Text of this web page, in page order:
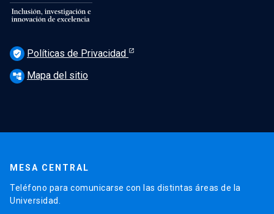
verified_user Políticas de Privacidad
account_tree Mapa del sitio
MESA CENTRAL
Teléfono para comunicarse con las distintas áreas de la
Universidad.